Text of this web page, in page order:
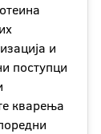
и
поступци
кварења